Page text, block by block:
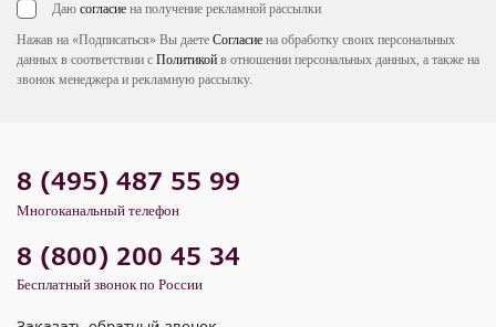
Даю согласие на получение рекламной рассылки
Нажав на «Подписаться» Вы даете Согласие на обработку своих персональных
данных в соответствии с Политикой в отношении персональных данных, а также на
звонок менеджера и рекламную рассылку.
8 (495) 487 55 99
Многоканальный телефон
8 (800) 200 45 34
Бесплатный звонок по России